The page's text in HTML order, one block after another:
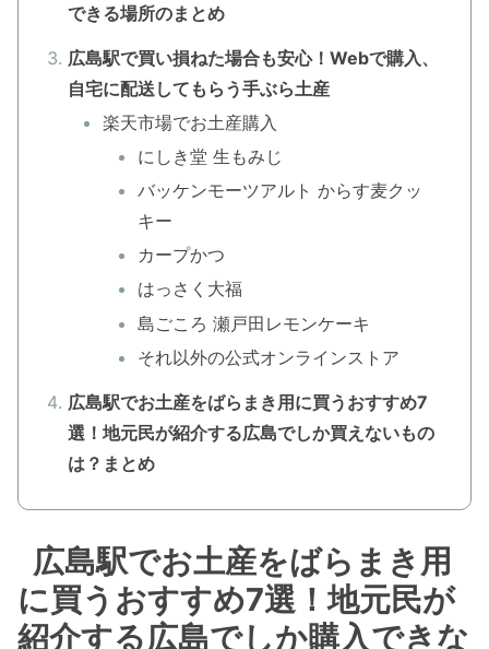
できる場所のまとめ
広島駅で買い損ねた場合も安心！Webで購入、
自宅に配送してもらう手ぶら土産
楽天市場でお土産購入
にしき堂 生もみじ
バッケンモーツアルト からす麦クッ
キー
カープかつ
はっさく大福
島ごころ 瀬戸田レモンケーキ
それ以外の公式オンラインストア
広島駅でお土産をばらまき用に買うおすすめ7
選！地元民が紹介する広島でしか買えないもの
は？まとめ
広島駅でお土産をばらまき用
に買うおすすめ7選！地元民が
紹介する広島でしか購入できな